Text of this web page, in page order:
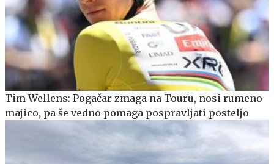
Tim Wellens: Pogačar zmaga na Touru, nosi rumeno
majico, pa še vedno pomaga pospravljati posteljo